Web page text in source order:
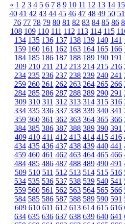
« 1 2 3 4 5 6 7 8 9 10 11 12 13 14 15
40 41 42 43 44 45 46 47 48 49 50 51
76 77 78 79 80 81 82 83 84 85 86
108 109 110 111 112 113 114 115
134 135 136 137 138 139 140 141
159 160 161 162 163 164 165 166
184 185 186 187 188 189 190 191
209 210 211 212 213 214 215 216
234 235 236 237 238 239 240 241
259 260 261 262 263 264 265 266
284 285 286 287 288 289 290 291
309 310 311 312 313 314 315 316
334 335 336 337 338 339 340 341
359 360 361 362 363 364 365 366
384 385 386 387 388 389 390 391
409 410 411 412 413 414 415 416
434 435 436 437 438 439 440 441
459 460 461 462 463 464 465 466
484 485 486 487 488 489 490 491
509 510 511 512 513 514 515 516
534 535 536 537 538 539 540 541
559 560 561 562 563 564 565 566
584 585 586 587 588 589 590 591
609 610 611 612 613 614 615 616
634 635 636 637 638 639 640 641